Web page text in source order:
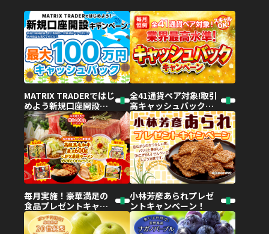
MATRIX TRADERではじ
めよう新規口座開設キ
ャンペーン！
全41通貨ペア対象!取引
高キャッシュバックキ
ャンペーン!
毎月実施！豪華満足の
食品プレゼントキャン
ペーン
小林芳彦あられプレゼ
ントキャンペーン！